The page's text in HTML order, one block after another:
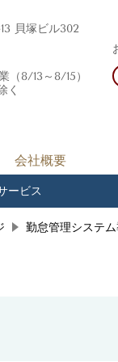
貝塚ビル302
8/13～8/15）
会社概要
ービス
勤怠管理システ